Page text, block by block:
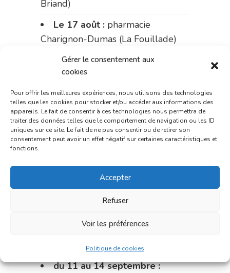
Gérer le consentement aux
cookies
Pour offrir les meilleures expériences, nous utilisons des technologies
telles que les cookies pour stocker et/ou accéder aux informations des
appareils. Le fait de consentir à ces technologies nous permettra de
traiter des données telles que le comportement de navigation ou les ID
uniques sur ce site. Le fait de ne pas consentir ou de retirer son
consentement peut avoir un effet négatif sur certaines caractéristiques et
fonctions.
Accepter
Refuser
Voir les préférences
Politique de cookies
Briand)
Le 17 août : pharmacie
Charignon-Dumas (La Fouillade)
du 17 au 21 août :pharmacie
Palobart (Laguépie)
du 21 au 28 août :pharmacie
Dupont (place de la République)
du 28 au 31 août :pharmacie
Bonnemaire (rue Saint-Jacques)
Du 31 août au 4 septembre :
pharmacie Charignon-Dumas (La
pharmacie Carnus (rue Marcellin-
du 11 au 14 septembre :